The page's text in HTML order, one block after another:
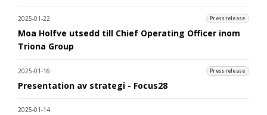
2025-01-22 Pressrelease
Moa Holfve utsedd till Chief Operating Officer inom
Triona Group
2025-01-16 Pressrelease
Presentation av strategi - Focus28
2025-01-14